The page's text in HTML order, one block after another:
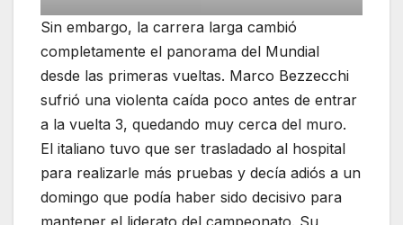
Sin embargo, la carrera larga cambió
completamente el panorama del Mundial
desde las primeras vueltas. Marco Bezzecchi
sufrió una violenta caída poco antes de entrar
a la vuelta 3, quedando muy cerca del muro.
El italiano tuvo que ser trasladado al hospital
para realizarle más pruebas y decía adiós a un
domingo que podía haber sido decisivo para